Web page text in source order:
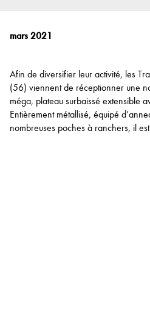
mars 2021
Afin de diversifier leur activité, les
(56) viennent de réceptionner une
méga, plateau surbaissé extensible
Entièrement métallisé, équipé
nombreuses poches à ranchers, il